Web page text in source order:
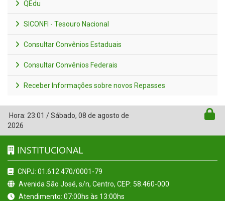
QEdu
SICONFI - Tesouro Nacional
Consultar Convênios Estaduais
Consultar Convênios Federais
Receber Informações sobre novos Repasses
Hora: 23:01 /Sábado, 08 de agosto de
2026
INSTITUCIONAL
CNPJ: 01.612.470/0001-79
Avenida São José, s/n, Centro, CEP: 58.460-000
Atendimento: 07:00hs às 13:00hs